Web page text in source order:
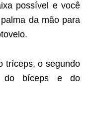
possível e você
da mão para
tríceps, o segundo
do bíceps e do